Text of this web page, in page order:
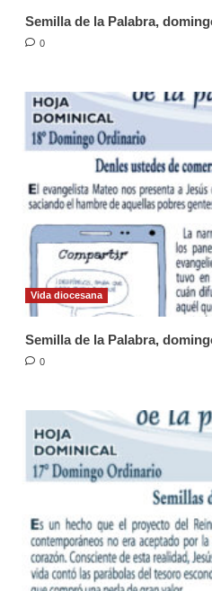
Semilla de la Palabra,
0
Vida diocesana
Semilla de la Palabra,
0